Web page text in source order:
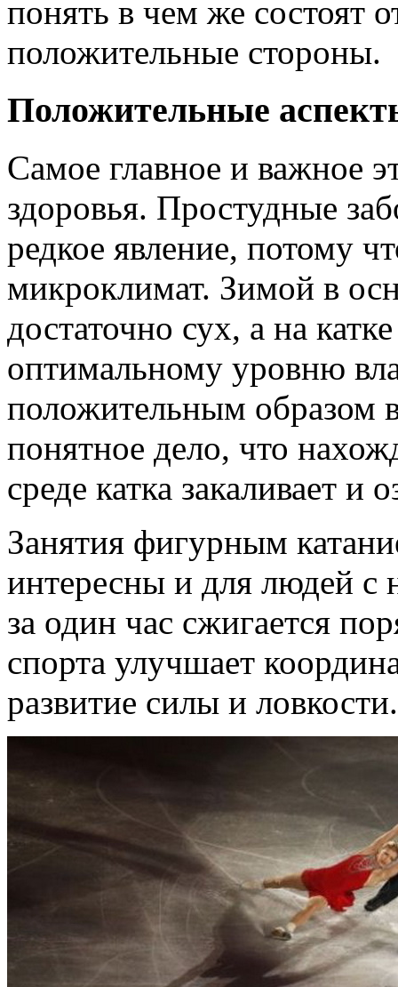
понять в чем же состоят
положительные стороны.
Положительные
Самое главное и важное
здоровья. Простудные
редкое явление, потому
микроклимат. Зимой в
достаточно сух, а на
оптимальному уровню
положительным образом
понятное дело, что
среде катка закаливает и
Занятия фигурным
интересны и для людей с
за один час сжигается
спорта улучшает
развитие силы и ловкости.